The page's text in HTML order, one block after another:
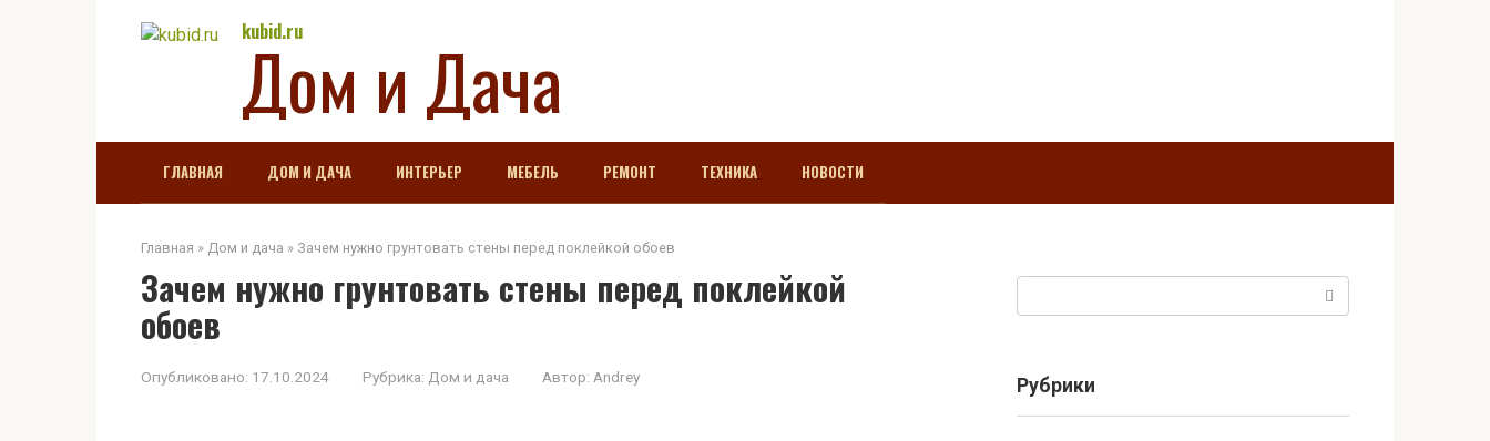
kubid.ru
Дом и Дача
ГЛАВНАЯ ДОМ И ДАЧА ИНТЕРЬЕР МЕБЕЛЬ РЕМОНТ ТЕХНИКА НОВОСТИ
Главная » Дом и дача » Зачем нужно грунтовать стены перед поклейкой обоев
Зачем нужно грунтовать стены перед поклейкой
обоев
Опубликовано: 17.10.2024 Рубрика: Дом и дача Автор: Andrey Рубрики